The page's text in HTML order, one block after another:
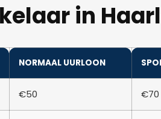
in
NORMAAL UURLOON
€50 €70